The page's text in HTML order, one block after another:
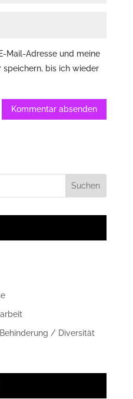
Mail-Adresse und meine
bis ich wieder
/ Diversität